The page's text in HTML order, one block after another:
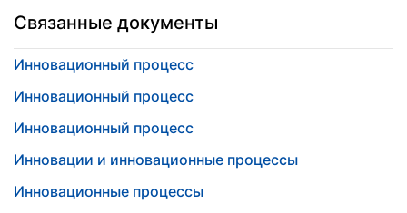
Связанные документы
Инновационный процесс
Инновационный процесс
Инновационный процесс
Инновации и инновационные процессы
Инновационные процессы